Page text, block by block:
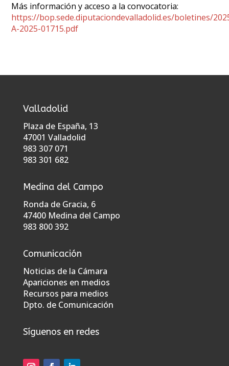
Más información y acceso a la convocatoria:
https://bop.sede.diputaciondevalladolid.es/boletines/
A-2025-01715.pdf
Valladolid
Plaza de España, 13
47001 Valladolid
983 307 071
983 301 682
Medina del Campo
Ronda de Gracia, 6
47400 Medina del Campo
983 800 392
Comunicación
Noticias de la Cámara
Apariciones en medios
Recursos para medios
Dpto. de Comunicación
Síguenos en redes